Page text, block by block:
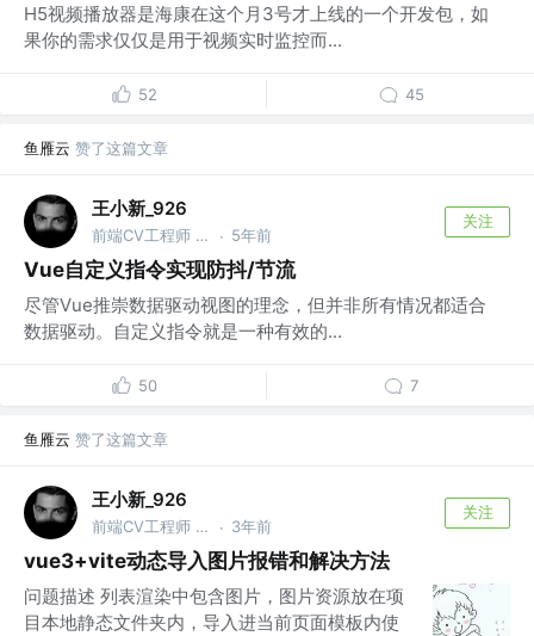
H5视频播放器是海康在这个月3号才上线的一个开发包，如
果你的需求仅仅是用于视频实时监控而...
52 45
鱼雁云 赞了这篇文章
王小新_926
前端CV工程师 @TME · 5年前
关注
Vue自定义指令实现防抖/节流
尽管Vue推崇数据驱动视图的理念，但并非所有情况都适合
数据驱动。自定义指令就是一种有效的...
50 7
鱼雁云 赞了这篇文章
王小新_926
前端CV工程师 @TME · 3年前
关注
vue3+vite动态导入图片报错和解决方法
问题描述 列表渲染中包含图片，图片资源放在项
目本地静态文件夹内，导入进当前页面模板内使